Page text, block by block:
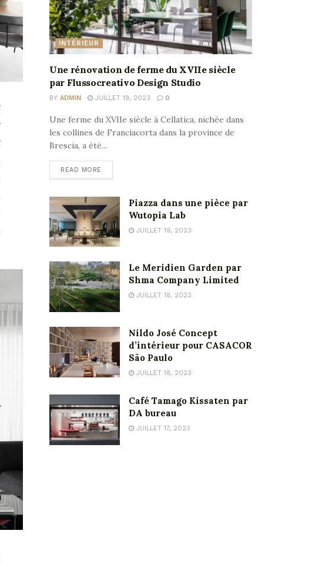
INTÉRIEUR
Une rénovation de ferme du XVIIe siècle
par Flussocreativo Design Studio
BY ADMIN JUILLET 19, 2023 0
Une ferme du XVIIe siècle à Cellatica, nichée dans
les collines de Franciacorta dans la province de
Brescia, a été...
READ MORE
Piazza dans une pièce par
Wutopia Lab
JUILLET 19, 2023
Le Meridien Garden par
Shma Company Limited
JUILLET 18, 2023
Nildo José Concept
d’intérieur pour CASACOR
São Paulo
JUILLET 18, 2023
Café Tamago Kissaten par
DA bureau
JUILLET 17, 2023